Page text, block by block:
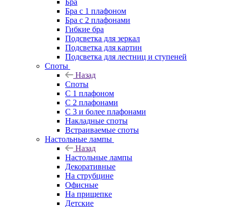
Бра
Бра с 1 плафоном
Бра с 2 плафонами
Гибкие бра
Подсветка для зеркал
Подсветка для картин
Подсветка для лестниц и ступеней
Споты
Назад
Споты
С 1 плафоном
С 2 плафонами
С 3 и более плафонами
Накладные споты
Встраиваемые споты
Настольные лампы
Назад
Настольные лампы
Декоративные
На струбцине
Офисные
На прищепке
Детские